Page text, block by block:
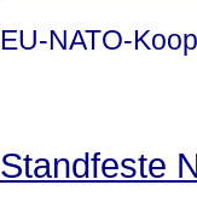
EU-NATO-
Standfeste